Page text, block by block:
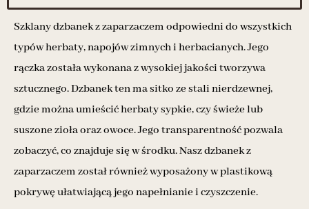
Szklany dzbanek z zaparzaczem odpowiedni do wszystkich
typów herbaty, napojów zimnych i herbacianych. Jego
rączka została wykonana z wysokiej jakości tworzywa
sztucznego. Dzbanek ten ma sitko ze stali nierdzewnej,
gdzie można umieścić herbaty sypkie, czy świeże lub
suszone zioła oraz owoce. Jego transparentność pozwala
zobaczyć, co znajduje się w środku. Nasz dzbanek z
zaparzaczem został również wyposażony w plastikową
pokrywę ułatwiającą jego napełnianie i czyszczenie.